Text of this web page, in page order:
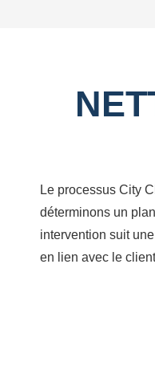
Le processus City
déterminons un
intervention suit
en lien avec le